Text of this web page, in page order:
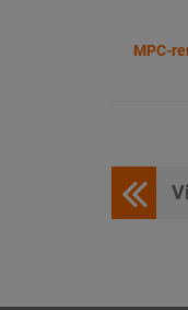
MPC-